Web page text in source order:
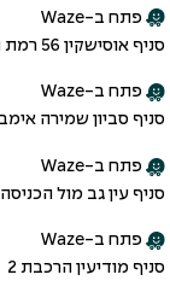
פתח ב-Waze
סניף אוסישקין 56 רמת השרון
פתח ב-Waze
סניף סביון שמירה
פתח ב-Waze
סניף עין גב מול
פתח ב-Waze
סניף מודיעין הרכבת 2